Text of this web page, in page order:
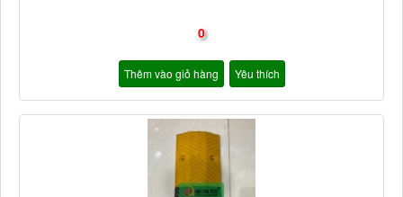
0
Thêm vào giỏ hàng Yêu thích